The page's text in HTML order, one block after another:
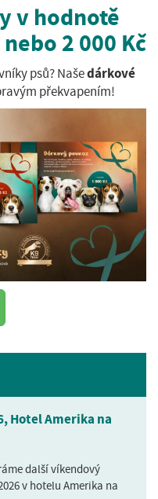
v hodnotě
2 000 Kč
psů? Našedárkové
překvapením!
Hotel Amerika na
další víkendový
v hotelu Amerika na